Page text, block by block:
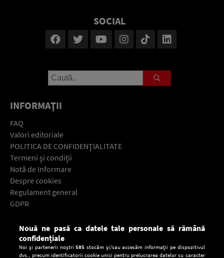
SOCIAL
INFORMAŢII
FAQ
Valori editoriale
POLITICA DE CONFIDENŢIALITATE
Termeni şi condiţii
Notă de Informare
Despre cookies
Regulament general
GDPR
Descarcă gratuit aplicaţia Europa FM pentru smartphone:
Nouă ne pasă ca datele tale personale să rămână
confidențiale
Noi și partenerii noștri585 stocăm și/sau accesăm informații pe dispozitivul
dvs., precum identificatorii cookie unici pentru prelucrarea datelor cu caracter